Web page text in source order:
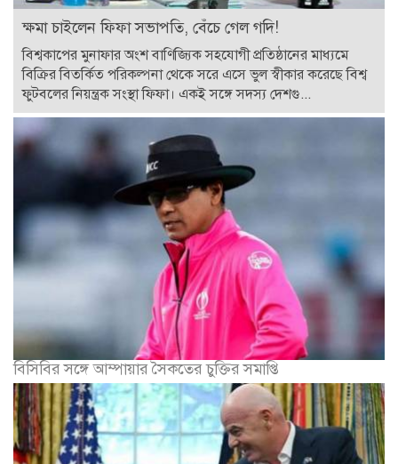
ক্ষমা চাইলেন ফিফা সভাপতি, বেঁচে গেল গদি!
বিশ্বকাপের মুনাফার অংশ বাণিজ্যিক সহযোগী প্রতিষ্ঠানের মাধ্যমে
বিক্রির বিতর্কিত পরিকল্পনা থেকে সরে এসে ভুল স্বীকার করেছে বিশ্ব
ফুটবলের নিয়ন্ত্রক সংস্থা ফিফা। একই সঙ্গে সদস্য দেশগু...
বিসিবির সঙ্গে আম্পায়ার সৈকতের চুক্তির সমাপ্তি